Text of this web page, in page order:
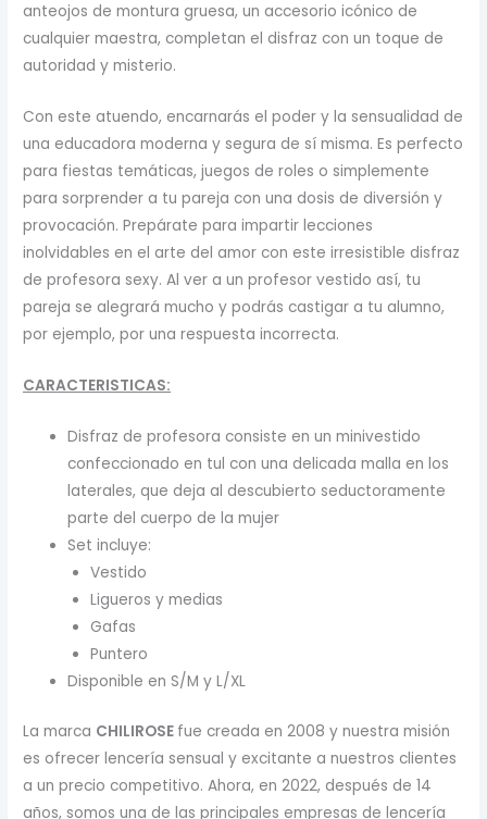
anteojos de montura gruesa, un accesorio icónico de
cualquier maestra, completan el disfraz con un toque de
autoridad y misterio.
Con este atuendo, encarnarás el poder y la sensualidad de
una educadora moderna y segura de sí misma. Es perfecto
para fiestas temáticas, juegos de roles o simplemente
para sorprender a tu pareja con una dosis de diversión y
provocación. Prepárate para impartir lecciones
inolvidables en el arte del amor con este irresistible disfraz
de profesora sexy. Al ver a un profesor vestido así, tu
pareja se alegrará mucho y podrás castigar a tu alumno,
por ejemplo, por una respuesta incorrecta.
CARACTERISTICAS:
Disfraz de profesora consiste en un minivestido
confeccionado en tul con una delicada malla en los
laterales, que deja al descubierto seductoramente
parte del cuerpo de la mujer
Set incluye:
Vestido
Ligueros y medias
Gafas
Puntero
Disponible en S/M y L/XL
La marca CHILIROSE fue creada en 2008 y nuestra misión
es ofrecer lencería sensual y excitante a nuestros clientes
a un precio competitivo. Ahora, en 2022, después de 14
años, somos una de las principales empresas de lencería